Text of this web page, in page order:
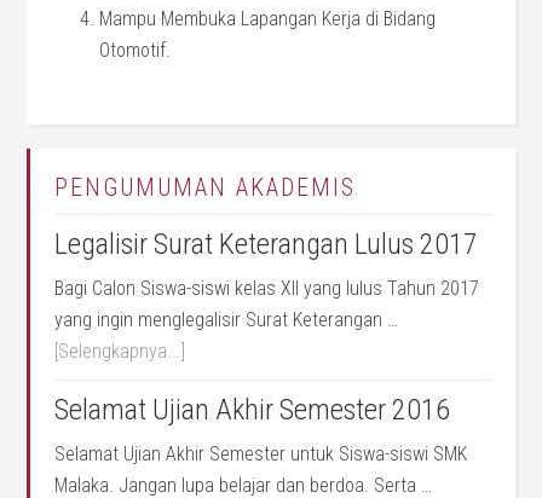
Mampu Membuka Lapangan Kerja di Bidang
Otomotif.
PENGUMUMAN AKADEMIS
Legalisir Surat Keterangan Lulus 2017
Bagi Calon Siswa-siswi kelas XII yang lulus Tahun 2017
yang ingin menglegalisir Surat Keterangan …
[Selengkapnya...]
Selamat Ujian Akhir Semester 2016
Selamat Ujian Akhir Semester untuk Siswa-siswi SMK
Malaka. Jangan lupa belajar dan berdoa. Serta …